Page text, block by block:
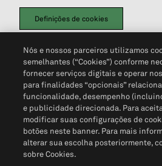
Definições de cookies
Política de PrivacidadePortal de
Não Venda Minhas Informações Pessoais
Nós e nossos parceiros utilizamos
semelhantes (“Cookies”) conforme
fornecer serviços digitais e operar
para finalidades “opcionais”
funcionalidade, desempenho
e publicidade direcionada. Para
modificar suas configurações de
botões neste banner. Para mais
alterar sua escolha posteriormente,
sobre Cookies.